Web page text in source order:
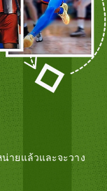
น่ายแล้วและจะวาง